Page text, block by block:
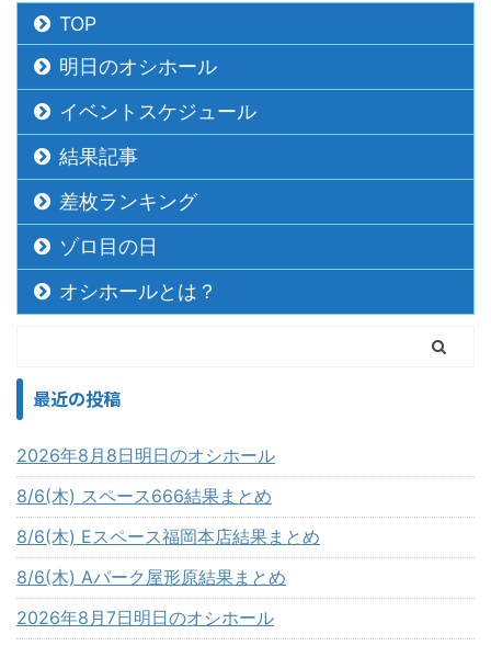
TOP
明日のオシホール
イベントスケジュール
結果記事
差枚ランキング
ゾロ目の日
オシホールとは？
最近の投稿
2026年8月8日明日のオシホール
8/6(木) スペース666結果まとめ
8/6(木) Eスペース福岡本店結果まとめ
8/6(木) Aパーク屋形原結果まとめ
2026年8月7日明日のオシホール